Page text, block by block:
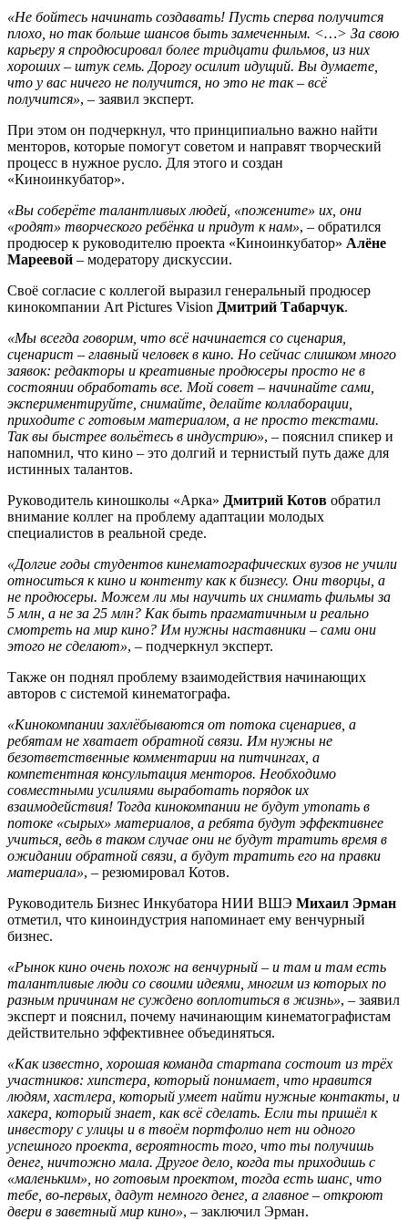
«Не бойтесь начинать создавать! Пусть сперва получится
плохо, но так больше шансов быть замеченным. <…> За свою
карьеру я спродюсировал более тридцати фильмов, из них
хороших – штук семь. Дорогу осилит идущий. Вы думаете,
что у вас ничего не получится, но это не так – всё
получится», – заявил эксперт.
При этом он подчеркнул, что принципиально важно найти
менторов, которые помогут советом и направят творческий
процесс в нужное русло. Для этого и создан
«Киноинкубатор».
«Вы соберёте талантливых людей, «пожените» их, они
«родят» творческого ребёнка и придут к нам», – обратился
продюсер к руководителю проекта «Киноинкубатор» Алёне
Мареевой – модератору дискуссии.
Своё согласие с коллегой выразил генеральный продюсер
кинокомпании Art Pictures Vision Дмитрий Табарчук.
«Мы всегда говорим, что всё начинается со сценария,
сценарист – главный человек в кино. Но сейчас слишком много
заявок: редакторы и креативные продюсеры просто не в
состоянии обработать все. Мой совет – начинайте сами,
экспериментируйте, снимайте, делайте коллаборации,
приходите с готовым материалом, а не просто текстами.
Так вы быстрее вольётесь в индустрию», – пояснил спикер и
напомнил, что кино – это долгий и тернистый путь даже для
истинных талантов.
Руководитель киношколы «Арка» Дмитрий Котов обратил
внимание коллег на проблему адаптации молодых
специалистов в реальной среде.
«Долгие годы студентов кинематографических вузов не учили
относиться к кино и контенту как к бизнесу. Они творцы, а
не продюсеры. Можем ли мы научить их снимать фильмы за
5 млн, а не за 25 млн? Как быть прагматичным и реально
смотреть на мир кино? Им нужны наставники – сами они
этого не сделают», – подчеркнул эксперт.
Также он поднял проблему взаимодействия начинающих
авторов с системой кинематографа.
«Кинокомпании захлёбываются от потока сценариев, а
ребятам не хватает обратной связи. Им нужны не
безответственные комментарии на питчингах, а
компетентная консультация менторов. Необходимо
совместными усилиями выработать порядок их
взаимодействия! Тогда кинокомпании не будут утопать в
потоке «сырых» материалов, а ребята будут эффективнее
учиться, ведь в таком случае они не будут тратить время в
ожидании обратной связи, а будут тратить его на правки
материала», – резюмировал Котов.
Руководитель Бизнес Инкубатора НИИ ВШЭ Михаил Эрман
отметил, что киноиндустрия напоминает ему венчурный
бизнес.
«Рынок кино очень похож на венчурный – и там и там есть
талантливые люди со своими идеями, многим из которых по
разным причинам не суждено воплотиться в жизнь», – заявил
эксперт и пояснил, почему начинающим кинематографистам
действительно эффективнее объединяться.
«Как известно, хорошая команда стартапа состоит из трёх
участников: хипстера, который понимает, что нравится
людям, хастлера, который умеет найти нужные контакты, и
хакера, который знает, как всё сделать. Если ты пришёл к
инвестору с улицы и в твоём портфолио нет ни одного
успешного проекта, вероятность того, что ты получишь
денег, ничтожно мала. Другое дело, когда ты приходишь с
«маленьким», но готовым проектом, тогда есть шанс, что
тебе, во-первых, дадут немного денег, а главное – откроют
двери в заветный мир кино», – заключил Эрман.